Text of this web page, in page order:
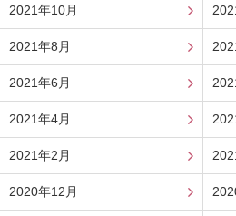
2021年10月
2021年8月
2021年6月
2021年4月
2021年2月
2020年12月